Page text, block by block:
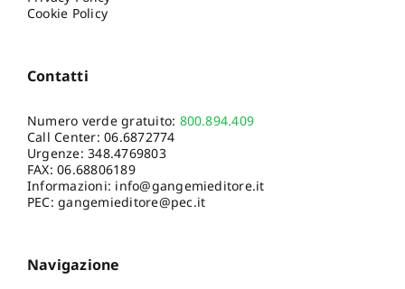
Cookie Policy
Contatti
Numero verde gratuito: 800.894.409
Call Center:06.6872774
Urgenze:348.4769803
FAX: 06.68806189
Informazioni: info@gangemieditore.it
PEC: gangemieditore@pec.it
Navigazione